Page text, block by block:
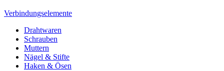
Verbindungselemente
Drahtwaren
Schrauben
Muttern
Nägel & Stifte
Haken & Ösen